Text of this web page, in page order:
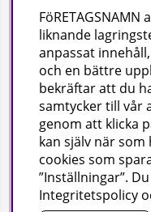
Företagsuppgifter
Visab i Skandinavien
Din lokala leverantör
Hjärtlandavägen 17,
Org nr: 556504-4558
Tel: 0382-157 50 |
Mån–fre 07:30–16:00
liknande
anpassat
och en bättre
bekräftar att du
samtycker till vår
genom att klicka
kan själv när
cookies som
”Inställningar”.
Integritetspolicy